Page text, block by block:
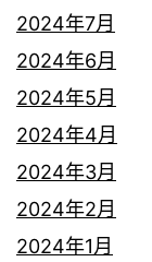
2024年7月
2024年6月
2024年5月
2024年4月
2024年3月
2024年2月
2024年1月